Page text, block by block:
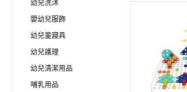
幼兒洗沐
嬰幼兒服飾
幼兒童寢具
幼兒護理
幼兒清潔用品
哺乳用品